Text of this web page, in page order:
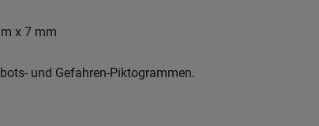
x 7 mm
und Gefahren-Piktogrammen.